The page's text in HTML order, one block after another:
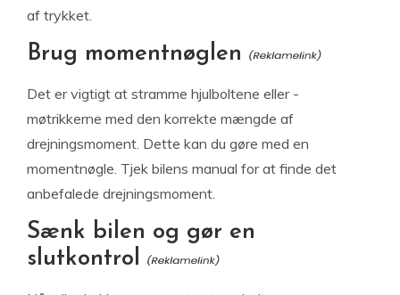
af trykket.
Brug momentnøglen
Det er vigtigt at stramme hjulboltene eller -
møtrikkerne med den korrekte mængde af
drejningsmoment. Dette kan du gøre med en
momentnøgle. Tjek bilens manual for at finde det
anbefalede drejningsmoment.
Sænk bilen og gør en
slutkontrol